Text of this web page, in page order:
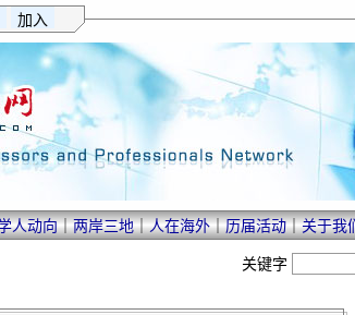
人动向｜两岸三地｜人在海外｜历届活动｜关于我
关键字